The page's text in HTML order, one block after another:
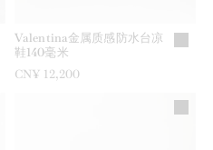
Valentina金属质感防水台凉
鞋140毫米
CN¥ 12,200